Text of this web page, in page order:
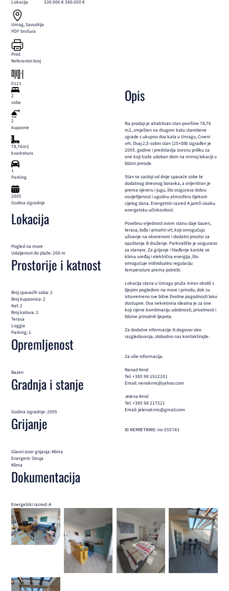
Lokacija
Umag, Savudrija
PDF brošura
Print
Referentni broj
0121
330.000 €390.000 €
2
sobe
2
kupaone
78,76m2
kvadratura
1
Parking
2005
Godina izgradnje
Lokacija
Pogled na more
Udaljenost do plaže: 200 m
Prostorije i katnost
Broj spavaćih soba: 2
Broj kupaonica: 2
Kat: 2
Broj katova: 2
Terasa
Loggia
Parking: 1
Opremljenost
Bazen
Gradnja i stanje
Godina izgradnje: 2005
Grijanje
Glavni izvor grijanja: Klima
Energent: Struja
Klima
Dokumentacija
Energetski razred: A
Opis
Na prodaji je atraktivan stan površine 78,76
m2, smješten na drugom katu stambene
zgrade s ukupno dva kata u Umagu, Crveni
vrh. Ovaj 2,5-sobni stan (2S+DB) izgrađen je
2005. godine i predstavlja izvrsnu priliku za
one koji traže udoban dom na mirnoj lokaciji u
blizini prirode.
Stan se sastoji od dvije spavaće sobe te
dodatnog dnevnog boravka, a orijentiran je
prema sjeveru i jugu, što osigurava dobru
osvijetljenost i ugodnu atmosferu tijekom
cijelog dana. Energetski razred A jamči visoku
energetsku učinkovitost.
Posebnu vrijednost ovom stanu daje bazen,
terasa, lođa i privatni vrt, koji omogućuju
uživanje na otvorenom i dodatni prostor za
opuštanje ili druženje. Parkiralište je osigurano
za stanare. Za grijanje i hlađenje koriste se
klima uređaj i električna energija, što
omogućuje individualnu regulaciju
temperature prema potrebi.
Lokacija stana u Umagu pruža miran okoliš s
lijepim pogledom na more i prirodu, dok su
istovremeno sve bitne životne pogodnosti lako
dostupne. Ova nekretnina idealna je za one
koji cijene kombinaciju udobnosti, privatnosti i
blizine prirodnih ljepota.
Za dodatne informacije ili dogovor oko
razgledavanja, slobodno nas kontaktirajte.
Za više informacija:
Nenad Krnić
Tel: +385 98 1912201
Email: nenokrnic@yahoo.com
Jelena Krnić
Tel: +385 98 217521
Email: jelenakrnic@gmail.com
ID NEKRETNINE: iro-555743